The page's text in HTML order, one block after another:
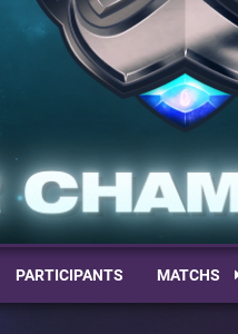
PARTICIPANTS MATCHS